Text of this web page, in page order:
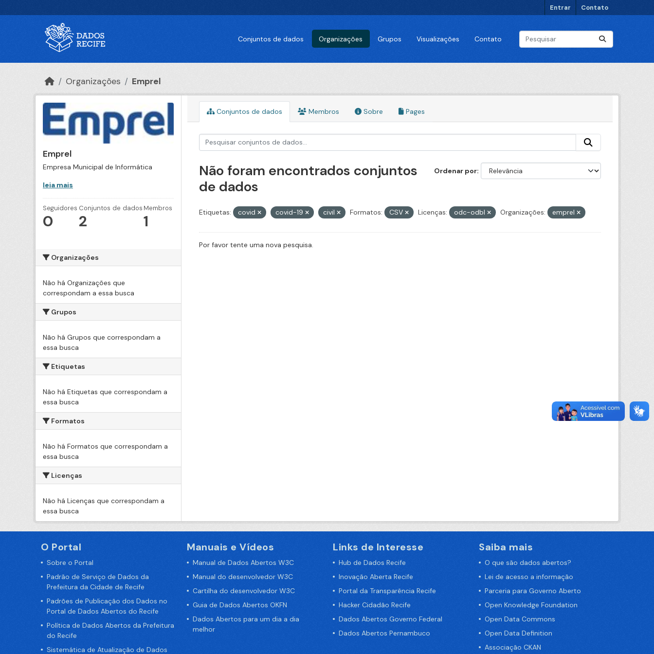
Entrar Contato
Conjuntos de dados Organizações Grupos Visualizações Contato
Organizações Emprel
Emprel
Empresa Municipal de Informática
leia mais
Seguidores
0
Conjuntos de dados
2
Membros
1
Organizações
Não há Organizações que
correspondam a essa busca
Grupos
Não há Grupos que correspondam a
essa busca
Etiquetas
Não há Etiquetas que correspondam a
essa busca
Formatos
Não há Formatos que correspondam a
essa busca
Licenças
Não há Licenças que correspondam a
essa busca
Conjuntos de dados Membros Sobre Pages
Ordenar por
Não foram encontrados conjuntos
de dados
Etiquetas: covid covid-19 civil Formatos: CSV Licenças: odc-odbl Organizações: emprel
Por favor tente uma nova pesquisa.
O Portal
Sobre o Portal
Padrão de Serviço de Dados da
Prefeitura da Cidade de Recife
Padrões de Publicação dos Dados no
Portal de Dados Abertos do Recife
Política de Dados Abertos da Prefeitura
do Recife
Sistemática de Atualização de Dados
Manuais e Vídeos
Manual de Dados Abertos W3C
Manual do desenvolvedor W3C
Cartilha do desenvolvedor W3C
Guia de Dados Abertos OKFN
Dados Abertos para um dia a dia
melhor
Links de Interesse
Hub de Dados Recife
Inovação Aberta Recife
Portal da Transparência Recife
Hacker Cidadão Recife
Dados Abertos Governo Federal
Dados Abertos Pernambuco
Saiba mais
O que são dados abertos?
Lei de acesso a informação
Parceria para Governo Aberto
Open Knowledge Foundation
Open Data Commons
Open Data Definition
Associação CKAN